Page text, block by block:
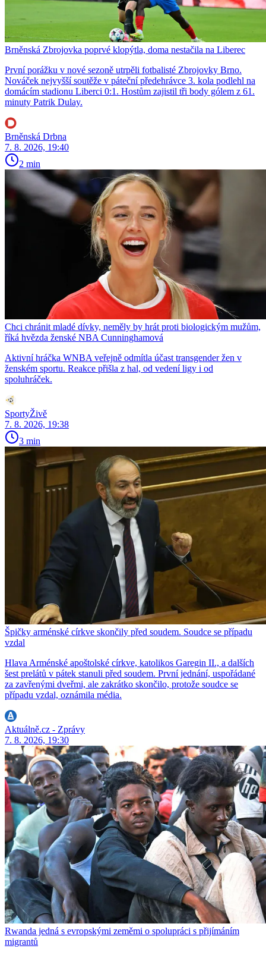
Brněnská Zbrojovka poprvé klopýtla, doma nestačila na Liberec
První porážku v nové sezoně utrpěli fotbalisté Zbrojovky Brno.
Nováček nejvyšší soutěže v páteční předehrávce 3. kola podlehl na
domácím stadionu Liberci 0:1. Hostům zajistil tři body gólem z 61.
minuty Patrik Dulay.
Brněnská Drbna
7. 8. 2026, 19:40
2 min
Chci chránit mladé dívky, neměly by hrát proti biologickým mužům,
říká hvězda ženské NBA Cunninghamová
Aktivní hráčka WNBA veřejně odmítla účast transgender žen v
ženském sportu. Reakce přišla z hal, od vedení ligy i od
spoluhráček.
SportyŽivě
7. 8. 2026, 19:38
3 min
Špičky arménské církve skončily před soudem. Soudce se případu
vzdal
Hlava Arménské apoštolské církve, katolikos Garegin II., a dalších
šest prelátů v pátek stanuli před soudem. První jednání, uspořádané
za zavřenými dveřmi, ale zakrátko skončilo, protože soudce se
případu vzdal, oznámila média.
Aktuálně.cz - Zprávy
7. 8. 2026, 19:30
Rwanda jedná s evropskými zeměmi o spolupráci s přijímáním
migrantů